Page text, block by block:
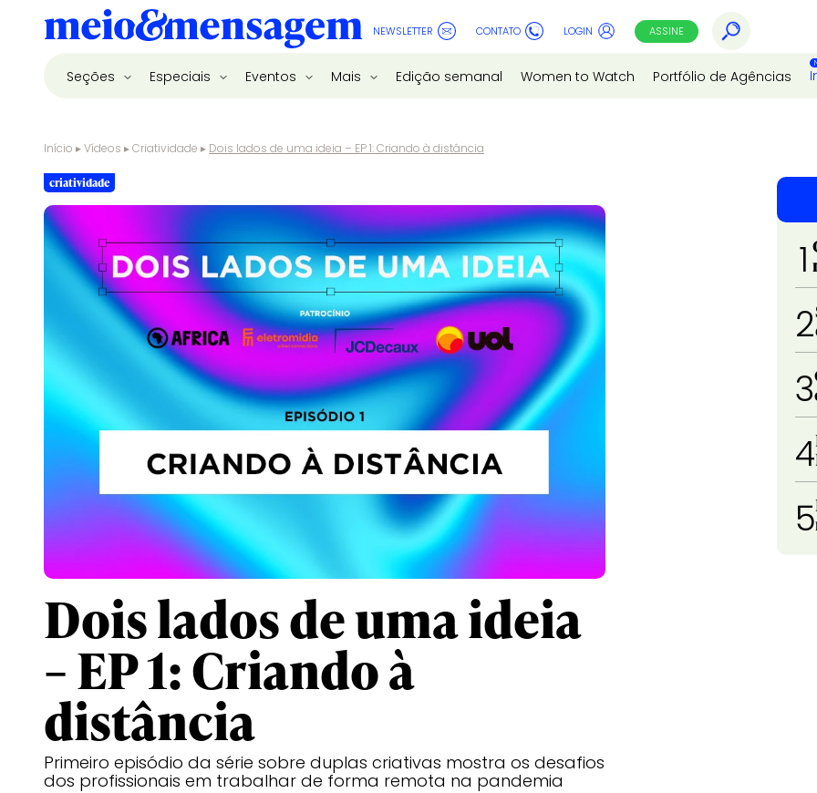
NEWSLETTER CONTATO LOGIN ASSINE
Seções Especiais Eventos Mais Edição semanal Women to Watch Portfólio de Agências
Início ▸Vídeos ▸Criatividade ▸ Dois lados de uma ideia – EP 1: Criando à distância
criatividade
Dois lados de uma ideia
– EP 1: Criando à
distância
Primeiro episódio da série sobre duplas criativas mostra os desafios
dos profissionais em trabalhar de forma remota na pandemia
1
2
3
4
5